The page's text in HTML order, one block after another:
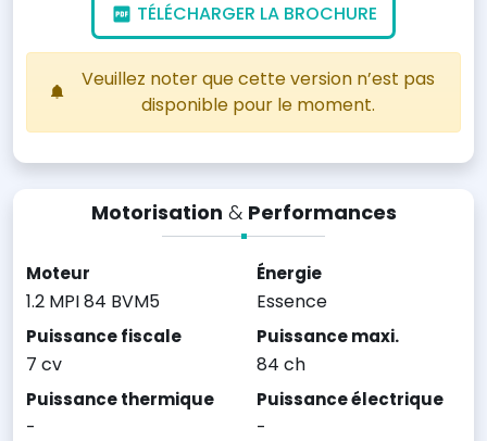
Motorisation & Performances
Moteur
1.2 MPI 84 BVM5
Énergie
Essence
Puissance fiscale
7 cv
Puissance maxi.
84 ch
Puissance thermique
-
Puissance électrique
-
TÉLÉCHARGER LA BROCHURE
Veuillez noter que cette version n’est pas
disponible pour le moment.